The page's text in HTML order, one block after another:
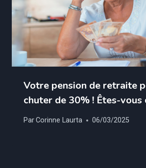
Votre pension de retraite
chuter de 30% ! Êtes-vous
ParCorinne Laurta 06/03/2025